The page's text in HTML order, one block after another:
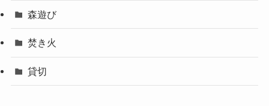
森遊び
焚き火
貸切